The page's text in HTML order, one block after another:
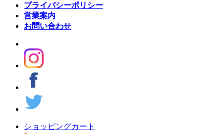
プライバシーポリシー
営業案内
お問い合わせ
ショッピングカート